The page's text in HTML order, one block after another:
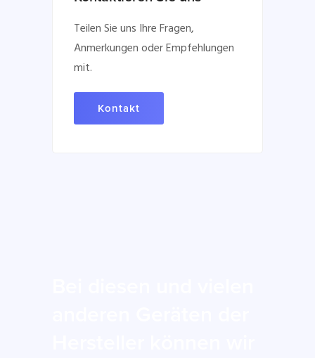
Teilen Sie uns Ihre Fragen,
Anmerkungen oder Empfehlungen
mit.
Kontakt